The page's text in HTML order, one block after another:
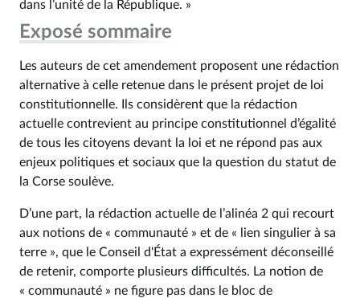
dans l’unité de la République. »
Exposé sommaire
Les auteurs de cet amendement proposent une rédaction
alternative à celle retenue dans le présent projet de loi
constitutionnelle. Ils considèrent que la rédaction
actuelle contrevient au principe constitutionnel d’égalité
de tous les citoyens devant la loi et ne répond pas aux
enjeux politiques et sociaux que la question du statut de
la Corse soulève.
D’une part, la rédaction actuelle de l’alinéa 2 qui recourt
aux notions de « communauté » et de « lien singulier à sa
terre », que le Conseil d'État a expressément déconseillé
de retenir, comporte plusieurs difficultés. La notion de
« communauté » ne figure pas dans le bloc de